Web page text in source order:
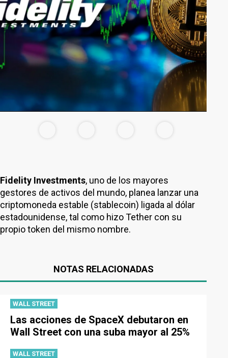
Fidelity Investments, uno de los mayores
gestores de activos del mundo, planea lanzar una
criptomoneda estable (stablecoin) ligada al dólar
estadounidense, tal como hizo Tether con su
propio token del mismo nombre.
NOTAS RELACIONADAS
WALL STREET
Las acciones de SpaceX debutaron en
Wall Street con una suba mayor al 25%
WALL STREET